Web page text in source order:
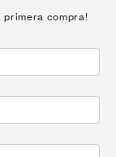
primera compra!